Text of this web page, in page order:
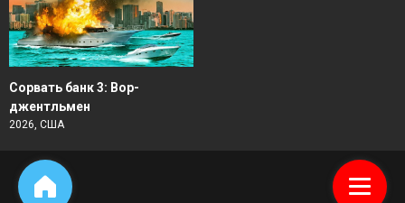
Сорвать банк 3: Вор-
джентльмен
2026, США